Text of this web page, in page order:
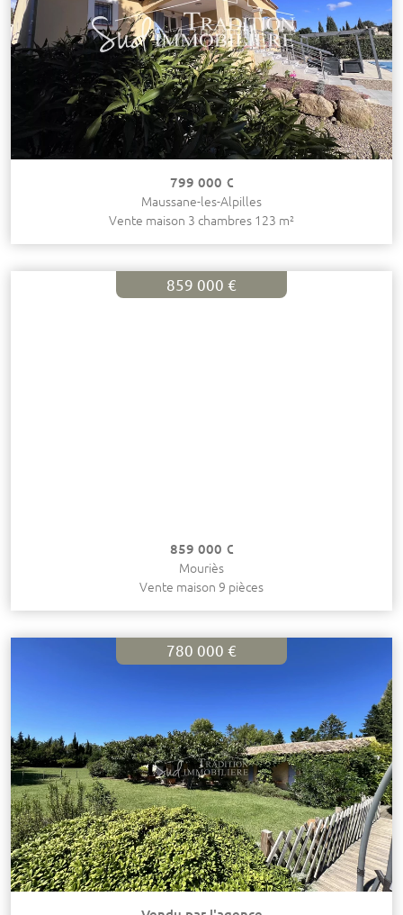
799 000 €
Maussane-les-Alpilles
Vente maison 3 chambres 123 m²
859 000 €
859 000 €
Mouriès
Vente maison 9 pièces
780 000 €